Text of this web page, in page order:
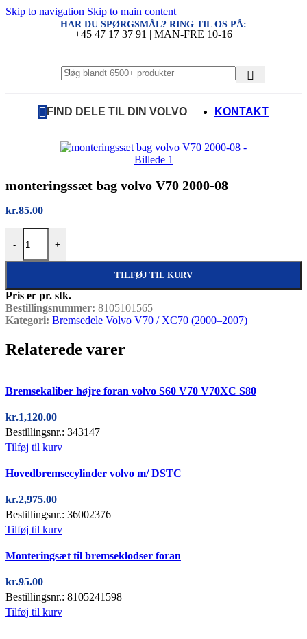
Skip to navigation Skip to main content
HAR DU SPØRGSMÅL? RING TIL OS PÅ:
+45 47 17 37 91 | MAN-FRE 10-16
FIND DELE TIL DIN VOLVO KONTAKT
monteringssæt bag volvo V70 2000-08
kr.85.00
-
monteringssæt bag volvo V70 2000-08 antal
+
TILFØJ TIL KURV
Pris er pr. stk.
Bestillingsnummer: 8105101565
Kategori: Bremsedele Volvo V70 / XC70 (2000–2007)
Relaterede varer
Bremsekaliber højre foran volvo S60 V70 V70XC S80
kr.1,120.00
Bestillingsnr.: 343147
Tilføj til kurv
Hovedbremsecylinder volvo m/ DSTC
kr.2,975.00
Bestillingsnr.: 36002376
Tilføj til kurv
Monteringsæt til bremseklodser foran
kr.95.00
Bestillingsnr.: 8105241598
Tilføj til kurv